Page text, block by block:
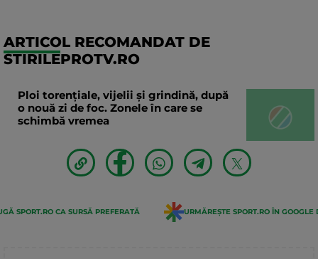
ARTICOL RECOMANDAT DE
STIRILEPROTV.RO
Ploi torențiale, vijelii și grindină, după
o nouă zi de foc. Zonele în care se
schimbă vremea
SPORT.RO CA SURSĂ PREFERATĂ URMĂREȘTE SPORT.RO ÎN GOOGLE